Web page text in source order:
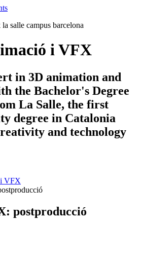
i VFX
in 3D animation and
the Bachelor's Degree
La Salle, the first
degree in Catalonia
and technology
i VFX
postproducció